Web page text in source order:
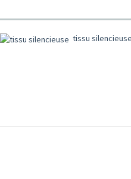
tissu silencieuse